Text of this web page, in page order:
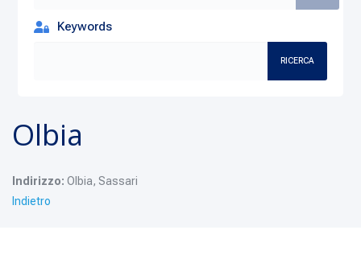
Keywords
RICERCA
Olbia
Indirizzo: Olbia, Sassari
Indietro